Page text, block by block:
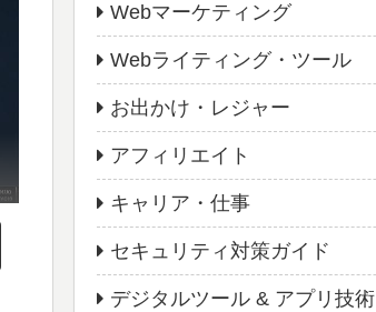
Webマーケティング
Webライティング・ツール
お出かけ・レジャー
アフィリエイト
キャリア・仕事
セキュリティ対策ガイド
デジタルツール & アプリ技術